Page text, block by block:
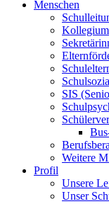
Menschen
Kollegium
SIS
Weitere
Profil
Unsere
Unser